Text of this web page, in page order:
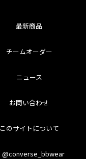
最新商品
チームオーダー
ニュース
お問い合わせ
このサイトについて
@converse_bbwear